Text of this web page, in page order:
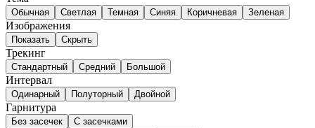
Обычная Светлая Темная Синяя Коричневая Зеленая
Изображения
Показать Скрыть
Трекинг
Стандартный Средний Большой
Интервал
Одинарный Полуторный Двойной
Гарнитура
Без засечек
С засечками